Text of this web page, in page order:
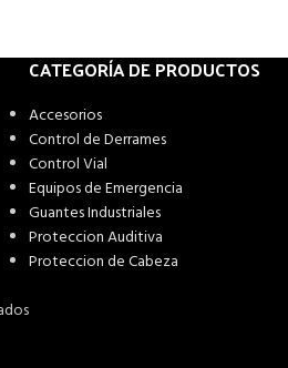
CATEGORÍA DE PRODUCTOS
Accesorios
Control de Derrames
Control Vial
Equipos de Emergencia
Guantes Industriales
Proteccion Auditiva
Proteccion de Cabeza